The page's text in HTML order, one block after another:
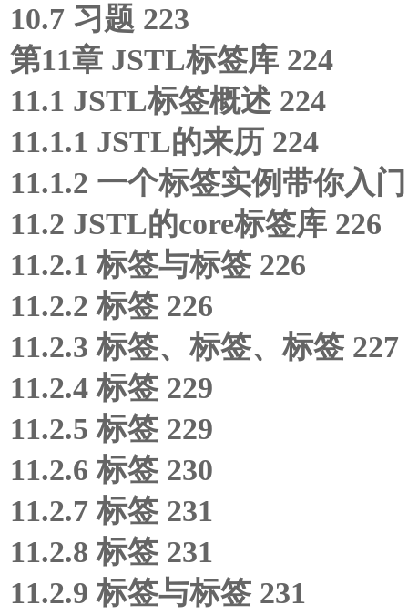
10.7 习题 223
第11章 JSTL标签库 224
11.1 JSTL标签概述 224
11.1.1 JSTL的来历 224
11.1.2 一个标签实例带你入
11.2 JSTL的core标签库 226
11.2.1标签与标签 226
11.2.2标签 226
11.2.3标签、标签、标签 227
11.2.4标签 229
11.2.5标签 229
11.2.6标签 230
11.2.7标签 231
11.2.8标签 231
11.2.9标签与标签 231